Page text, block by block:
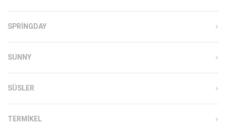
SPRINGDAY
SUNNY
SÜSLER
TERMIKEL